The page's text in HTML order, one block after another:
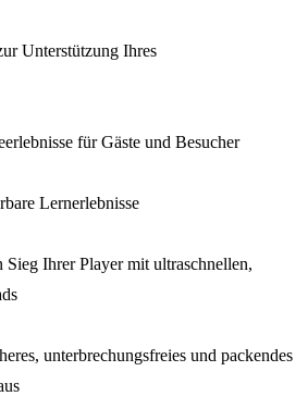
Unterstützung Ihres
für Gäste und Besucher
Lernerlebnisse
Sieg Ihrer Player mit ultraschnellen,
unterbrechungsfreies und packendes